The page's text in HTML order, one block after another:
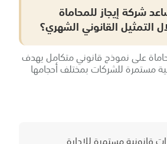
شركة إيجاز للمحاماة
التمثيل القانوني الشهري؟
على نموذج قانوني متكامل يهدف
مستمرة للشركات بمختلف أحجامها